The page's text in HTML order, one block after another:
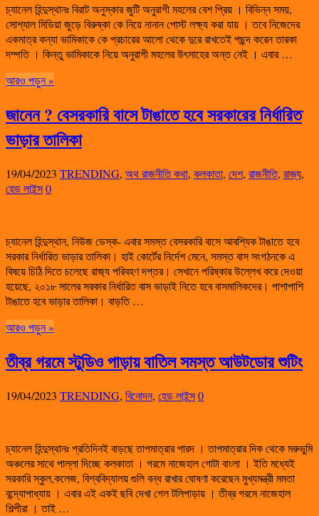
চ্যানেল হিন্দুস্থানঃ বিরাট অনুস্কার জুটি অনুরাগী মহলের বেশ প্রিয় । বিভিন্ন সময়,
সোশ্যাল মিডিয়া জুড়ে বিরুষ্কা কে নিয়ে নানান পোস্ট লক্ষ্য করা যায় । তবে নিজেদের
একমাত্র কন্যা ভামিকাকে কে প্রচারের আলো থেকে দুরে রাখতেই পছন্দ করেন তারকা
দম্পতি । কিন্তু ভামিকাকে নিয়ে অনুরাগী মহলের উৎসাহের অন্ত নেই । এবার …
আরও পড়ুন »
জানেন ? বেসরকারি বাসে টাঙাতে হবে সরকারের নির্ধারিত
ভাড়ার তালিকা
19/04/2023 TRENDING, অথ রাজনীতি কথা, কলকাতা, দেশ, রাজনীতি, রাজ্য,
হেড লাইন্স0
চ্যানেল হিন্দুস্থান, নিউজ ডেস্ক- এবার সমস্ত বেসরকারি বাসে আবশ্যিক টাঙাতে হবে
সরকার নির্ধারিত ভাড়ার তালিকা। হাই কোর্টের নির্দেশ মেনে, সমস্ত বাস সংগঠনকে এ
বিষয়ে চিঠি দিতে চলেছে রাজ‌্য পরিবহণ দপ্তর। সেখানে পরিষ্কার উল্লেখ করে দেওয়া
হয়েছে, ২০১৮ সালের সরকার নির্ধারিত বাস ভাড়াই নিতে হবে বাসমালিকদের। পাশাপাশি
টাঙাতে হবে ভাড়ার তালিকা। বাড়তি …
আরও পড়ুন »
তীব্র গরমে স্টুডিও পাড়ায় বাতিল সমস্ত আউটডোর শুটিং
19/04/2023 TRENDING, বিনোদন, হেড লাইন্স0
চ্যানেল হিন্দুস্থানঃ প্রতিদিনই বাড়ছে তাপমাত্রার পারদ । তাপমাত্রার দিক থেকে মরুভুমি
অঞ্চলের সাথে পাল্লা দিচ্ছে কলকাতা । গরমে নাজেহাল গোটা বাংলা । ইতি মধ্যেই
সরকারি স্কুল,কলেজ, বিশ্ববিদ্যালয় গুলি বন্ধ রাখার ঘোষণা করেছেন মুখ্যমন্ত্রী মমতা
বন্দ্যোপাধ্যায় । এবার এই একই ছবি দেখা গেল টলিপাড়ায় । তীব্র গরমে নাজেহাল
শিল্পীরা । তাই …